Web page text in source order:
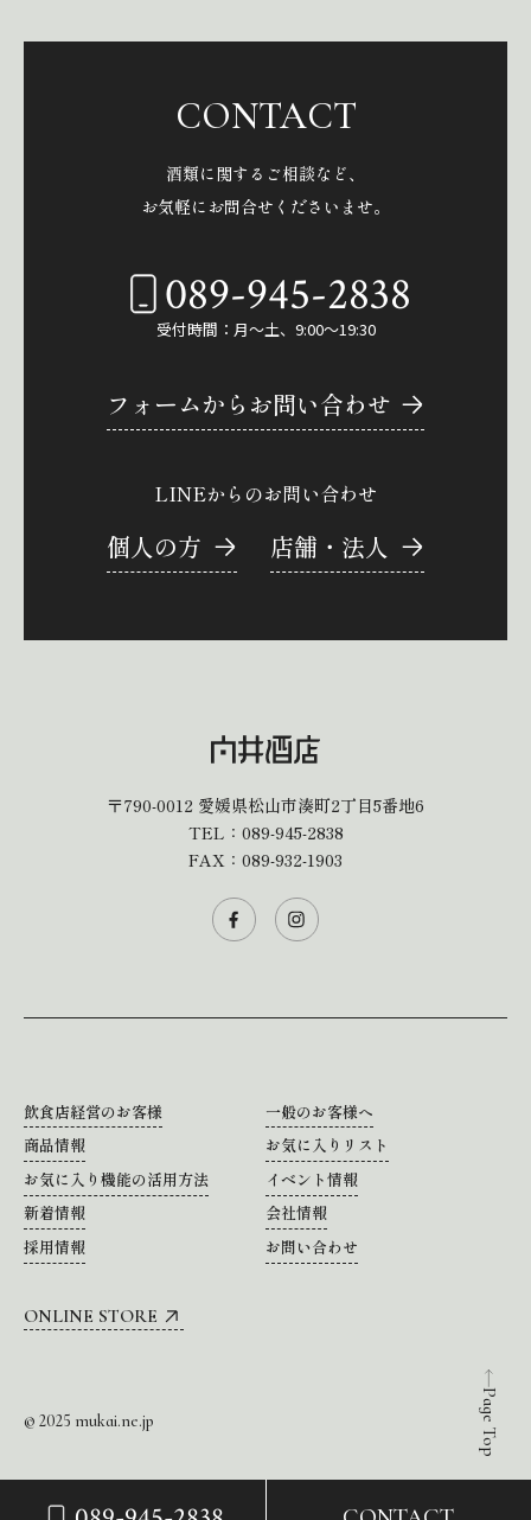
Page Top
CONTACT
酒類に関するご相談など、
お気軽にお問合せくださいませ。
089-945-2838
受付時間：月～土、9:00～19:30
フォームからお問い合わせ
LINEからのお問い合わせ
個人の方 店舗・法人
〒790-0012 愛媛県松山市湊町2丁目5番地6
TEL： 089-945-2838
FAX：089-932-1903
飲食店経営のお客様
一般のお客様へ
商品情報
お気に入りリスト
お気に入り機能の活用方法
イベント情報
新着情報
会社情報
採用情報
お問い合わせ
ONLINE STORE
© 2025 mukai.ne.jp